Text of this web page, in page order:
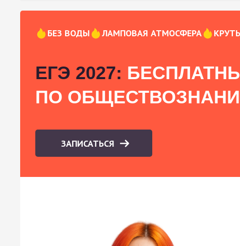
БЕЗ ВОДЫ ЛАМПОВАЯ АТМОСФЕРА
ЕГЭ 2027:
ПО
ЗАПИСАТЬСЯ